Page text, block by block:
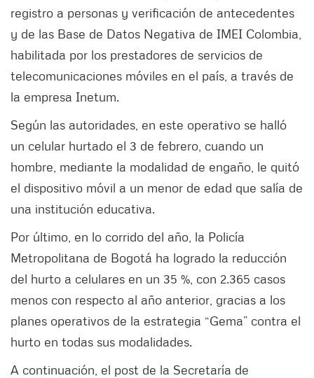
registro a personas y verificación de antecedentes
y de las Base de Datos Negativa de IMEI Colombia,
habilitada por los prestadores de servicios de
telecomunicaciones móviles en el país, a través de
la empresa Inetum.
Según las autoridades, en este operativo se halló
un celular hurtado el 3 de febrero, cuando un
hombre, mediante la modalidad de engaño, le quitó
el dispositivo móvil a un menor de edad que salía de
una institución educativa.
Por último, en lo corrido del año, la Policía
Metropolitana de Bogotá ha logrado la reducción
del hurto a celulares en un 35 %, con 2.365 casos
menos con respecto al año anterior, gracias a los
planes operativos de la estrategia “Gema” contra el
hurto en todas sus modalidades.
A continuación, el post de la Secretaría de